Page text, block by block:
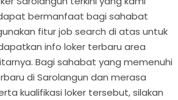
bermanfaat bagi sahabat
fitur job search di atas untuk
info loker terbaru area
Bagi sahabat yang memenuhi
di Sarolangun dan merasa
kualifikasi loker tersebut, silakan